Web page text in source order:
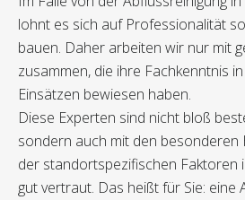
lohnt es sich auf Professionalität
bauen. Daher arbeiten wir nur mit
zusammen, die ihre Fachkenntnis
Einsätzen bewiesen haben.
Diese Experten sind nicht bloß
sondern auch mit den
der standortspezifischen Faktoren
gut vertraut. Das heißt für Sie: eine